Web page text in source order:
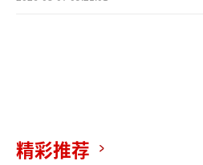
精彩推荐